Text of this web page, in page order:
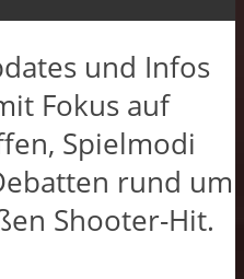
und Infos
Fokus auf
Spielmodi
rund um
Shooter-Hit.